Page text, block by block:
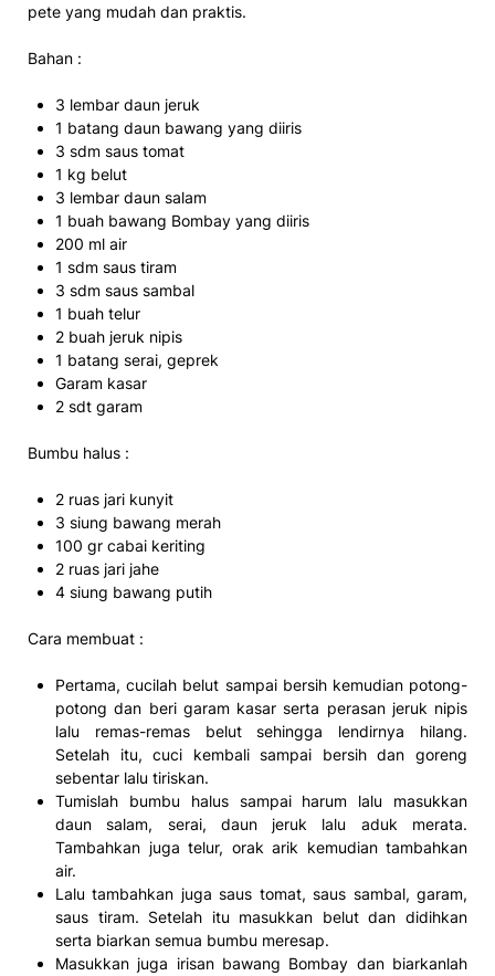
pete yang mudah dan praktis.
Bahan :
3 lembar daun jeruk
1 batang daun bawang yang diiris
3 sdm saus tomat
1 kg belut
3 lembar daun salam
1 buah bawang Bombay yang diiris
200 ml air
1 sdm saus tiram
3 sdm saus sambal
1 buah telur
2 buah jeruk nipis
1 batang serai, geprek
Garam kasar
2 sdt garam
Bumbu halus :
2 ruas jari kunyit
3 siung bawang merah
100 gr cabai keriting
2 ruas jari jahe
4 siung bawang putih
Cara membuat :
Pertama, cucilah belut sampai bersih kemudian potong-
potong dan beri garam kasar serta perasan jeruk nipis
lalu remas-remas belut sehingga lendirnya hilang.
Setelah itu, cuci kembali sampai bersih dan goreng
sebentar lalu tiriskan.
Tumislah bumbu halus sampai harum lalu masukkan
daun salam, serai, daun jeruk lalu aduk merata.
Tambahkan juga telur, orak arik kemudian tambahkan
air.
Lalu tambahkan juga saus tomat, saus sambal, garam,
saus tiram. Setelah itu masukkan belut dan didihkan
serta biarkan semua bumbu meresap.
Masukkan juga irisan bawang Bombay dan biarkanlah